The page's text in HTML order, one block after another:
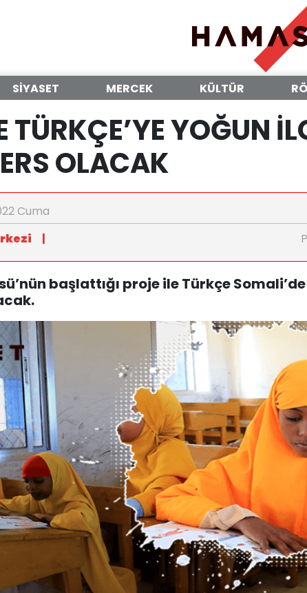
SİYASET MERCEK KÜLTÜR
TÜRKÇE’YE YOĞUN
OLACAK
Cuma
|
başlattığı proje ile Türkçe